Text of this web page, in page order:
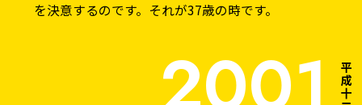
を決意するのです。それが37歳の時です。